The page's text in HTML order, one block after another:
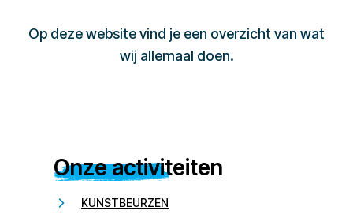
Op deze website vind je een overzicht van wat
wij allemaal doen.
Onze activiteiten
KUNSTBEURZEN